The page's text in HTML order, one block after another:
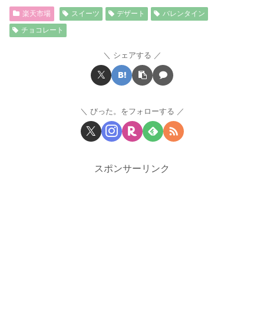
楽天市場 スイーツ デザート
バレンタイン
チョコレート
シェアする
びった。をフォローする
スポンサーリンク